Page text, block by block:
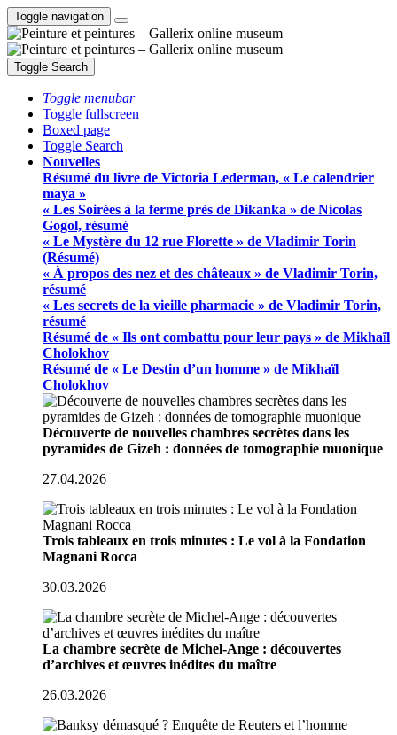
Toggle navigation
Toggle Search
Toggle menubar
Toggle fullscreen
Boxed page
Toggle Search
Nouvelles
Résumé du livre de Victoria Lederman, « Le calendrier
maya »
« Les Soirées à la ferme près de Dikanka » de Nicolas
Gogol, résumé
« Le Mystère du 12 rue Florette » de Vladimir Torin
(Résumé)
« À propos des nez et des châteaux » de Vladimir Torin,
résumé
« Les secrets de la vieille pharmacie » de Vladimir Torin,
résumé
Résumé de « Ils ont combattu pour leur pays » de Mikhaïl
Cholokhov
Résumé de « Le Destin d’un homme » de Mikhaïl
Cholokhov
Découverte de nouvelles chambres secrètes dans les
pyramides de Gizeh : données de tomographie muonique
27.04.2026
Trois tableaux en trois minutes : Le vol à la Fondation
Magnani Rocca
30.03.2026
La chambre secrète de Michel-Ange : découvertes
d’archives et œuvres inédites du maître
26.03.2026